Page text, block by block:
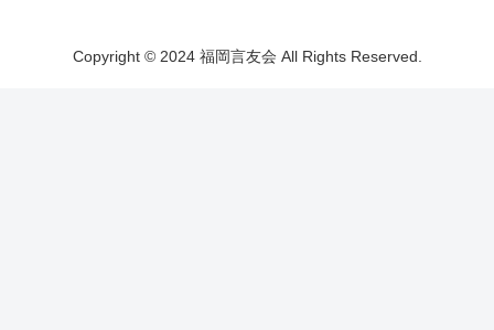
Copyright © 2024 福岡言友会 All Rights Reserved.